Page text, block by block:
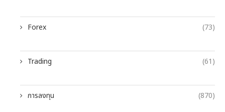
Forex (73)
Trading (61)
การลงทุน (870)